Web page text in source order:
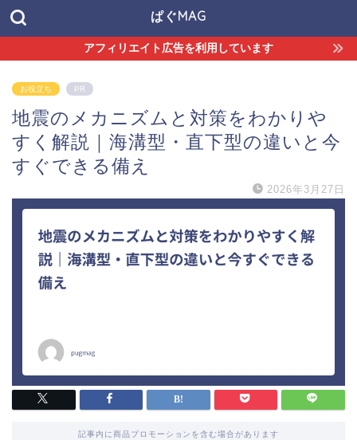
ぱぐMAG
アフィリエイト広告を利用しています
お役立ち PR
地震のメカニズムと対策をわかりや
すく解説｜海溝型・直下型の違いと今
すぐできる備え
2026年3月27日
記事内に商品プロモーションを含む場合があります